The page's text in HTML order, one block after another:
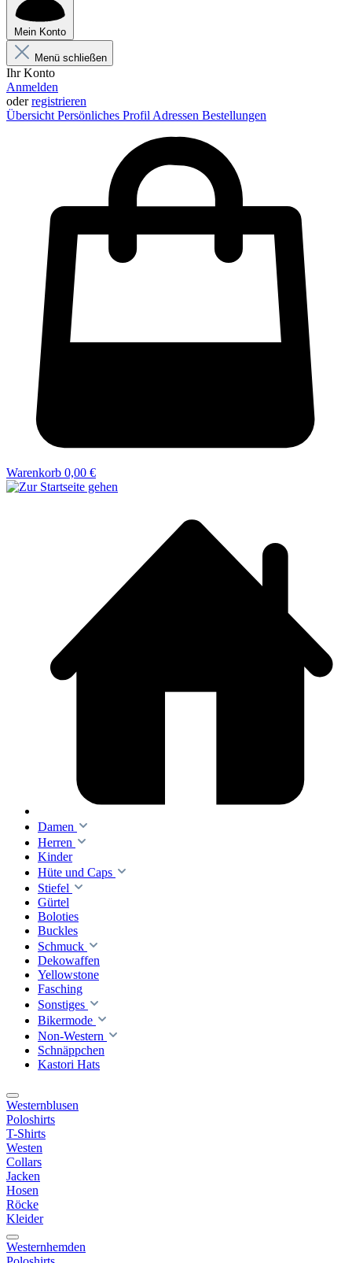
Mein Konto
Menü schließen
Ihr Konto
Anmelden
oderregistrieren
Übersicht Persönliches Profil Adressen Bestellungen
Warenkorb 0,00 €
Damen
Herren
Kinder
Hüte und Caps
Stiefel
Gürtel
Boloties
Buckles
Schmuck
Dekowaffen
Yellowstone
Fasching
Sonstiges
Bikermode
Non-Western
Schnäppchen
Kastori Hats
Westernblusen
Poloshirts
T-Shirts
Westen
Collars
Jacken
Hosen
Röcke
Kleider
Westernhemden